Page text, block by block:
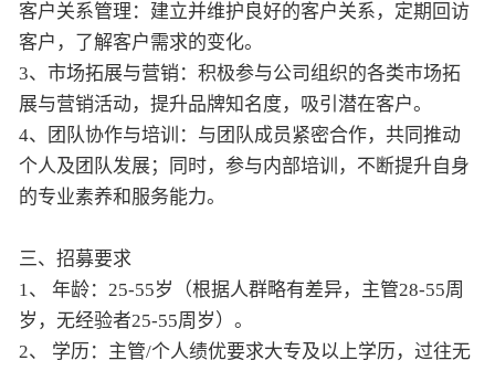
客户关系管理：建立并维护良好的客户关系，定期回访
客户，了解客户需求的变化。
3、市场拓展与营销：积极参与公司组织的各类市场拓
展与营销活动，提升品牌知名度，吸引潜在客户。
4、团队协作与培训：与团队成员紧密合作，共同推动
个人及团队发展；同时，参与内部培训，不断提升自身
的专业素养和服务能力。
三、招募要求
1、 年龄：25-55岁（根据人群略有差异，主管28-55周
岁，无经验者25-55周岁）。
2、 学历：主管/个人绩优要求大专及以上学历，过往无